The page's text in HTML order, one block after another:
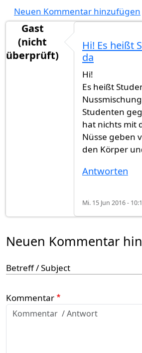
Neuen Kommentar hinzufügen
Gast
(nicht
überprüft)
Hi! Es heißt
da
Hi!
Es heißt
Studenten
hat nichts mit
Nüsse geben
den Körper
Antworten
Mi. 15 Jun 2016 -
Neuen Kommentar
Betreff / Subject
Kommentar